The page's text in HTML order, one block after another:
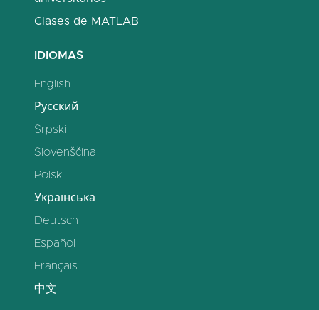
Clases de MATLAB
IDIOMAS
English
Русский
Srpski
Slovenščina
Polski
Українська
Deutsch
Español
Français
中文